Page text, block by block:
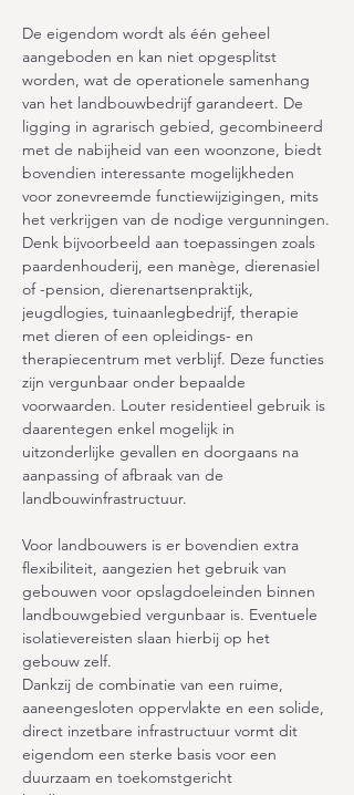
De eigendom wordt als één geheel
aangeboden en kan niet opgesplitst
worden, wat de operationele samenhang
van het landbouwbedrijf garandeert. De
ligging in agrarisch gebied, gecombineerd
met de nabijheid van een woonzone, biedt
bovendien interessante mogelijkheden
voor zonevreemde functiewijzigingen, mits
het verkrijgen van de nodige vergunningen.
Denk bijvoorbeeld aan toepassingen zoals
paardenhouderij, een manège, dierenasiel
of -pension, dierenartsenpraktijk,
jeugdlogies, tuinaanlegbedrijf, therapie
met dieren of een opleidings- en
therapiecentrum met verblijf. Deze functies
zijn vergunbaar onder bepaalde
voorwaarden. Louter residentieel gebruik is
daarentegen enkel mogelijk in
uitzonderlijke gevallen en doorgaans na
aanpassing of afbraak van de
landbouwinfrastructuur.
Voor landbouwers is er bovendien extra
flexibiliteit, aangezien het gebruik van
gebouwen voor opslagdoeleinden binnen
landbouwgebied vergunbaar is. Eventuele
isolatievereisten slaan hierbij op het
gebouw zelf.
Dankzij de combinatie van een ruime,
aaneengesloten oppervlakte en een solide,
direct inzetbare infrastructuur vormt dit
eigendom een sterke basis voor een
duurzaam en toekomstgericht